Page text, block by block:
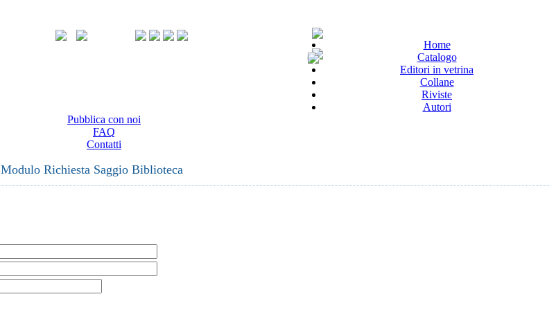
Home
Catalogo
Editori in vetrina
Collane
Riviste
Autori
Pubblica con noi
FAQ
Contatti
Modulo Richiesta Saggio Biblioteca